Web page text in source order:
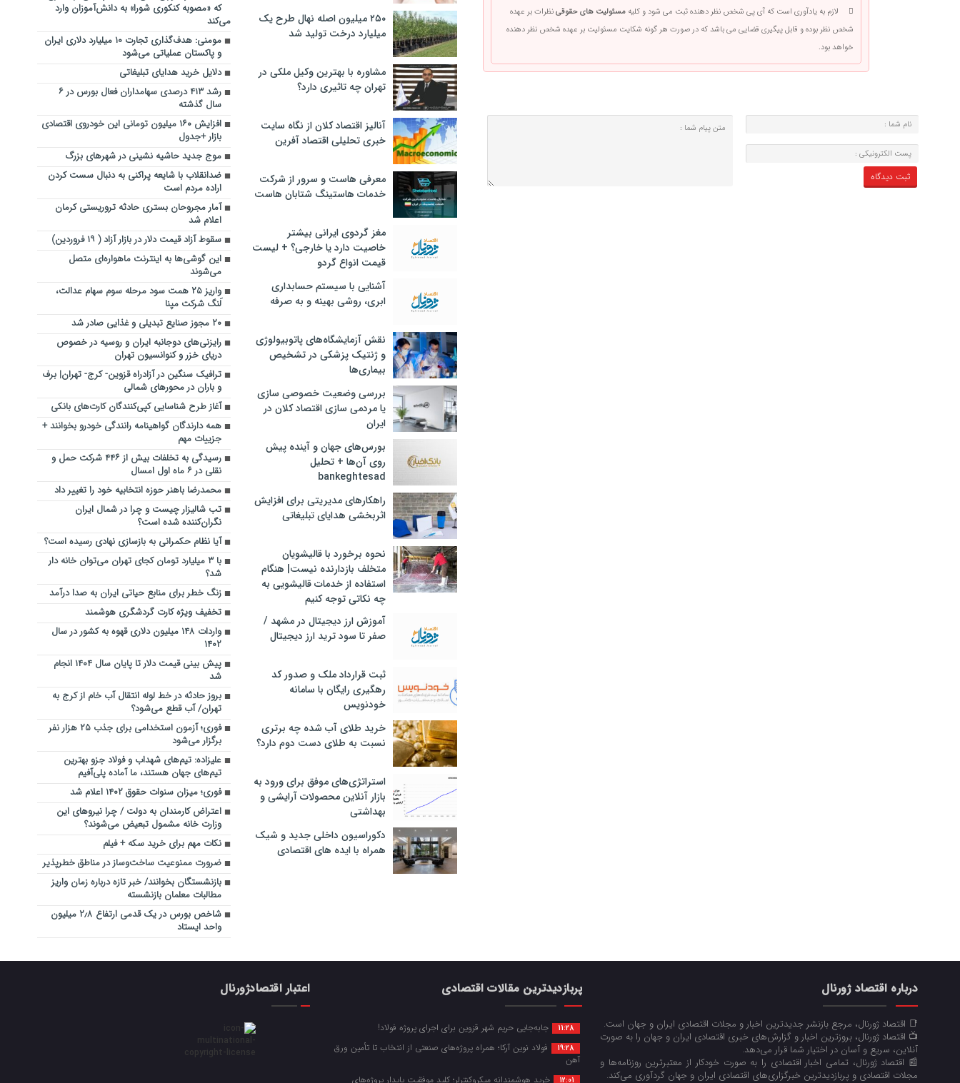
لازم به یادآوری است که آی پی شخص نظر دهنده ثبت می شود و کلیه مسئولیت های حقوقینظرات بر عهده
شخص نظر بوده و قابل پیگیری قضایی می باشد که در صورت هر گونه شکایت مسئولیت بر عهده شخص نظر دهنده
خواهد بود.
۲۵۰ میلیون اصله نهال طرح یک
میلیارد درخت تولید شد
مشاوره با بهترین وکیل ملکی در
تهران چه تاثیری دارد؟
آنالیز اقتصاد کلان از نگاه سایت
خبری تحلیلی اقتصاد آفرین
معرفی هاست و سرور از شرکت
خدمات هاستینگ شتابان هاست
مغز گردوی ایرانی بیشتر
خاصیت دارد یا خارجی؟ + لیست
قیمت انواع گردو
آشنایی با سیستم حسابداری
ابری، روشی بهینه و به صرفه
نقش آزمایشگاه‌های پاتوبیولوژی
و ژنتیک پزشکی در تشخیص
بیماری‌ها
بررسی وضعیت خصوصی سازی
یا مردمی سازی اقتصاد کلان در
ایران
بورس‌های جهان و آینده پیش
روی آن‌ها + تحلیل
bankeghtesad
راهکارهای مدیریتی برای افزایش
اثربخشی هدایای تبلیغاتی
نحوه برخورد با قالیشویان
متخلف بازدارنده نیست| هنگام
استفاده از خدمات قالیشویی به
چه نکاتی توجه کنیم
آموزش ارز دیجیتال در مشهد /
صفر تا سود ترید ارز دیجیتال
ثبت قرارداد ملک و صدور کد
رهگیری رایگان با سامانه
خودنویس
خرید طلای آب شده چه برتری
نسبت به طلای دست دوم دارد؟
استراتژی‌های موفق برای ورود به
بازار آنلاین محصولات آرایشی و
بهداشتی
دکوراسیون داخلی جدید و شیک
همراه با ایده های اقتصادی
که «مصوبه کنکوری شورا» به دانش‌آموزان وارد
می‌کند
مومنی: هدف‌گذاری تجارت ۱۰ میلیارد دلاری ایران
و پاکستان عملیاتی می‌شود
دلایل خرید هدایای تبلیغاتی
رشد ۴۱۳ درصدی سهامداران فعال بورس در ۶
سال گذشته
افزایش ۱۶۰ میلیون تومانی این خودروی اقتصادی
بازار +جدول
موج جدید حاشیه نشینی در شهرهای بزرگ
ضدانقلاب با شایعه پراکنی به دنبال سست کردن
اراده مردم است
آمار مجروحان بستری حادثه تروریستی کرمان
اعلام شد
سقوط آزاد قیمت دلار در بازار آزاد ( ۱۹ فروردین)
این گوشی‌ها به اینترنت ماهواره‌ای متصل
می‌شوند
واریز ۲۵ همت سود مرحله سوم سهام عدالت،
لَنگ شرکت مپنا
۲۰ مجوز صنایع تبدیلی و غذایی صادر شد
رایزنی‌های دوجانبه ایران و روسیه در خصوص
دریای خزر و کنوانسیون تهران
ترافیک سنگین در آزادراه قزوین- کرج- تهران| برف
و باران در محورهای شمالی
آغاز طرح شناسایی کپی‌کنندگان کارت‌های بانکی
همه دارندگان گواهینامه رانندگی خودرو بخوانند +
جزییات مهم
رسیدگی به تخلفات بیش از ۴۴۶ شرکت حمل و
نقلی در ۶ ماه اول امسال
محمدرضا باهنر حوزه انتخابیه خود را تغییر داد
تب شالیزار چیست و چرا در شمال ایران
نگران‌کننده شده است؟
آیا نظام حکمرانی به بازسازی نهادی رسیده است؟
با ۳ میلیارد تومان‌ کجای تهران می‌توان خانه دار
شد؟
زنگ خطر برای منابع حیاتی ایران به صدا درآمد
تخفیف ویژه کارت گردشگری هوشمند
واردات ۱۴۸ میلیون دلاری قهوه به کشور در سال
۱۴۰۲
پیش بینی قیمت دلار تا پایان سال ۱۴۰۴ انجام
شد
بروز حادثه در خط لوله انتقال آب خام از کرج به
تهران/ آب قطع می‌شود؟
فوری؛ آزمون استخدامی برای جذب ۲۵ هزار نفر
برگزار می‌شود
علیزاده: تیم‌های شهداب و فولاد جزو بهترین
تیم‌های جهان هستند، ما آماده پلی‌آفیم
فوری؛ میزان سنوات حقوق ۱۴۰۲ اعلام شد
اعتراض کارمندان به دولت / چرا نیروهای این
وزارت خانه مشمول تبعیض می‌شوند؟
نکات مهم برای خرید سکه + فیلم
ضرورت ممنوعیت ساخت‌وساز در مناطق خطرپذیر
بازنشستگان بخوانند/ خبر تازه درباره زمان واریز
مطالبات معلمان بازنشسته
شاخص بورس در یک قدمی ارتفاع ۲٫۸ میلیون
واحد ایستاد
درباره اقتصاد ژورنال
📑 اقتصاد ژورنال، مرجع بازنشر جدیدترین اخبار و مجلات اقتصادی ایران و جهان است.
📺 اقتصاد ژورنال، بروزترین اخبار و گزارش‌های خبری اقتصادی ایران و جهان را به صورت
آنلاین، سریع و آسان در اختیار شما قرار می‌‌دهد.
📰 اقتصاد ژورنال، تمامی اخبار اقتصادی را به صورت خودکار از معتبرترین روزنامه‌ها و
مجلات اقتصادی و پربازدیدترین خبرگزاری‌های اقتصادی ایران و جهان گردآوری می‌کند.
پربازدیدترین مقالات اقتصادی
11:28 جابه‌جایی حریم شهر قزوین برای اجرای پروژه فولاد!
19:28
فولاد نوین آرکا؛ همراه پروژه‌های صنعتی از انتخاب تا تأمین ورق
آهن
12:01 خرید هوشمندانه میکروکنترلر؛ کلید موفقیت پایدار پروژه‌های
اعتبار اقتصادژورنال